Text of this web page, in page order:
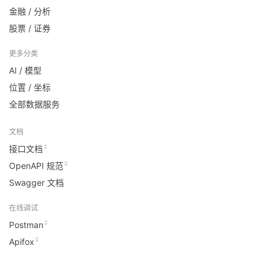
金融 / 分析
股票 / 证券
更多分类
AI / 模型
位置 / 坐标
全部数据服务
文档
接口文档
OpenAPI 规范
Swagger 文档
在线调试
Postman
Apifox